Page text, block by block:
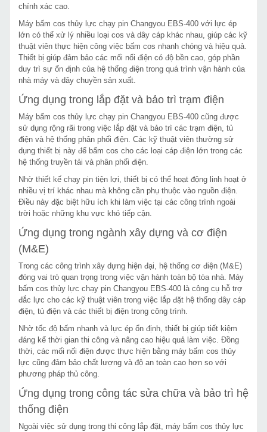
chính xác cao.
Máy bấm cos thủy lực chạy pin Changyou EBS-400 với lực ép
lớn có thể xử lý nhiều loại cos và dây cáp khác nhau, giúp các kỹ
thuật viên thực hiện công việc bấm cos nhanh chóng và hiệu quả.
Thiết bị giúp đảm bảo các mối nối điện có độ bền cao, góp phần
duy trì sự ổn định của hệ thống điện trong quá trình vận hành của
nhà máy và dây chuyền sản xuất.
Ứng dụng trong lắp đặt và bảo trì trạm điện
Máy bấm cos thủy lực chạy pin Changyou EBS-400 cũng được
sử dụng rộng rãi trong việc lắp đặt và bảo trì các trạm điện, tủ
điện và hệ thống phân phối điện. Các kỹ thuật viên thường sử
dụng thiết bị này để bấm cos cho các loại cáp điện lớn trong các
hệ thống truyền tải và phân phối điện.
Nhờ thiết kế chạy pin tiện lợi, thiết bị có thể hoạt động linh hoạt ở
nhiều vị trí khác nhau mà không cần phụ thuộc vào nguồn điện.
Điều này đặc biệt hữu ích khi làm việc tại các công trình ngoài
trời hoặc những khu vực khó tiếp cận.
Ứng dụng trong ngành xây dựng và cơ điện
(M&E)
Trong các công trình xây dựng hiện đại, hệ thống cơ điện (M&E)
đóng vai trò quan trọng trong việc vận hành toàn bộ tòa nhà. Máy
bấm cos thủy lực chạy pin Changyou EBS-400 là công cụ hỗ trợ
đắc lực cho các kỹ thuật viên trong việc lắp đặt hệ thống dây cáp
điện, tủ điện và các thiết bị điện trong công trình.
Nhờ tốc độ bấm nhanh và lực ép ổn định, thiết bị giúp tiết kiệm
đáng kể thời gian thi công và nâng cao hiệu quả làm việc. Đồng
thời, các mối nối điện được thực hiện bằng máy bấm cos thủy
lực cũng đảm bảo chất lượng và độ an toàn cao hơn so với
phương pháp thủ công.
Ứng dụng trong công tác sửa chữa và bảo trì hệ
thống điện
Ngoài việc sử dụng trong thi công lắp đặt, máy bấm cos thủy lực